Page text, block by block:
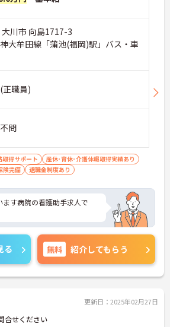
川市 向島1717-3
大牟田線「蒲池(福岡)駅」バス・車
正職員)
問
取得サポート
産休･育休･介護休暇取得実績あり
険完備 退職金制度あり
す病院の看護助手求人で
る 無料 紹介してもらう
更新日：2025年02月27日
せください